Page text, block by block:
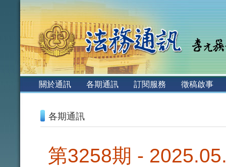
關於通訊 各期通訊 訂閱服務
徵稿啟事
各期通訊
第3258期 -